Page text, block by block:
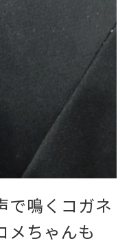
で鳴くコガネ
メちゃんも